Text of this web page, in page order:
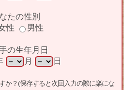
たの性別
性
男性
の生年月日
月 日
か？(保存すると次回入力の際に楽にな